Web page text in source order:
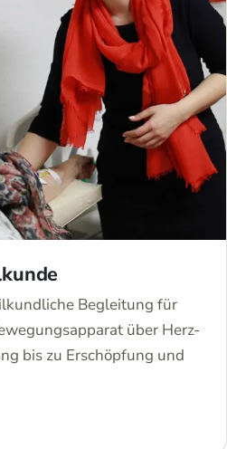
Begleitung für
über Herz-
bis zu Erschöpfung und